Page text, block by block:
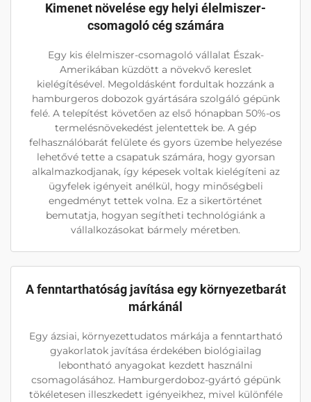
Kimenet növelése egy helyi élelmiszer-
csomagoló cég számára
Egy kis élelmiszer-csomagoló vállalat Észak-
Amerikában küzdött a növekvő kereslet
kielégítésével. Megoldásként fordultak hozzánk a
hamburgeros dobozok gyártására szolgáló gépünk
felé. A telepítést követően az első hónapban 50%-os
termelésnövekedést jelentettek be. A gép
felhasználóbarát felülete és gyors üzembe helyezése
lehetővé tette a csapatuk számára, hogy gyorsan
alkalmazkodjanak, így képesek voltak kielégíteni az
ügyfelek igényeit anélkül, hogy minőségbeli
engedményt tettek volna. Ez a sikertörténet
bemutatja, hogyan segítheti technológiánk a
vállalkozásokat bármely méretben.
A fenntarthatóság javítása egy környezetbarát
márkánál
Egy ázsiai, környezettudatos márkája a fenntartható
gyakorlatok javítása érdekében biológiailag
lebontható anyagokat kezdett használni
csomagolásához. Hamburgerdoboz-gyártó gépünk
tökéletesen illeszkedett igényeikhez, mivel különféle